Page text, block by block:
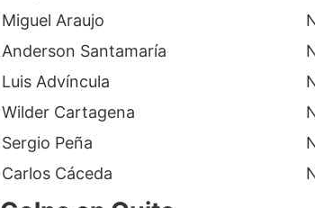
Miguel Araujo
Anderson Santamaría
Luis Advíncula
Wilder Cartagena
Sergio Peña
Carlos Cáceda